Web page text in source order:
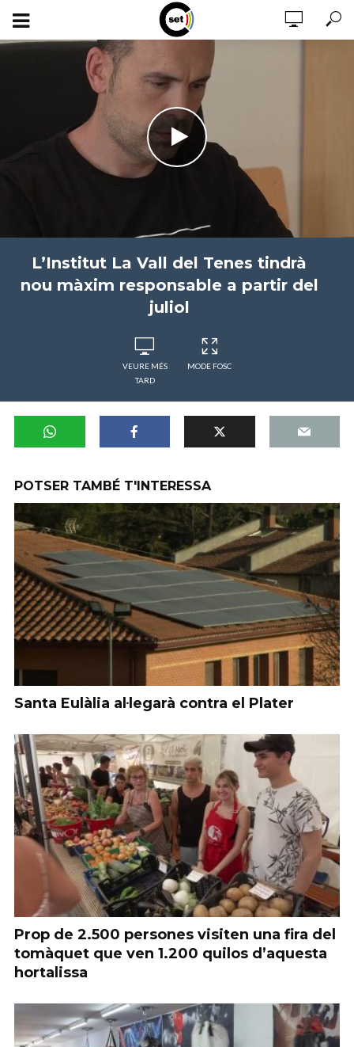
L’Institut La Vall del Tenes tindrà
nou màxim responsable a partir del
juliol
VEURE MÉS
TARD
MODE FOSC
POTSER TAMBÉ T'INTERESSA
Santa Eulàlia al·legarà contra el Plater
Prop de 2.500 persones visiten una fira del
tomàquet que ven 1.200 quilos d’aquesta
hortalissa